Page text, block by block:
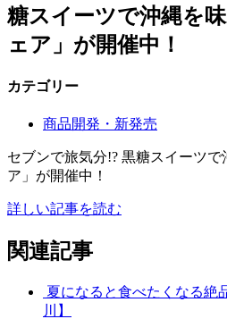
糖スイーツで沖縄を
ェア」が開催中！
カテゴリー
商品開発・新発売
セブンで旅気分!? 黒糖スイーツ
ア」が開催中！
詳しい記事を読む
関連記事
夏になると食べたくなる絶
川】